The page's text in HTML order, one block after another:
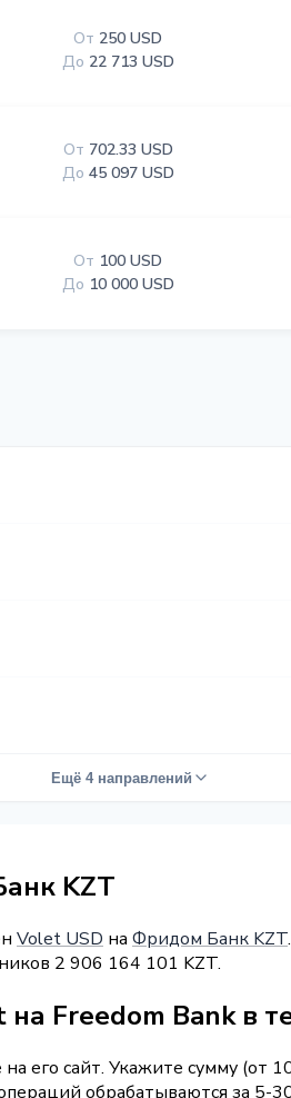
От 250 USD
До 22 713 USD
От 702.33 USD
До 45 097 USD
От 100 USD
До 10 000 USD
Ещё 4 направлений
KZT
Volet USD на Фридом Банк KZT
2 906 164 101 KZT.
Freedom Bank в
его сайт. Укажите сумму (от
обрабатываются за